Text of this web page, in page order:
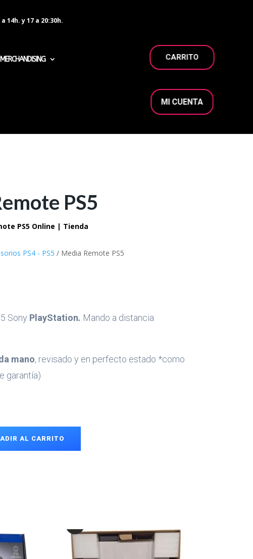
14h. y 17 a 20:30h.
MERCHANDISING CARRITO
MI CUENTA
PS5
PS5 Online | Tienda
PS4 - PS5 / Media Remote PS5
Sony PlayStation. Mando a distancia
mano, revisado y en perfecto estado *como
garantía)
AL CARRITO